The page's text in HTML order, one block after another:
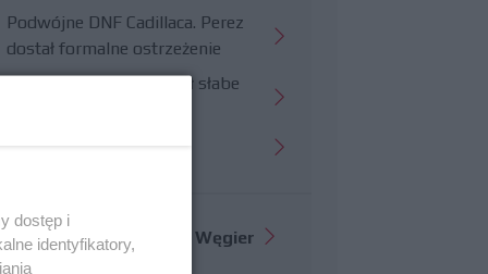
Podwójne DNF Cadillaca. Perez
dostał formalne ostrzeżenie
Hungaroring potwierdził słabe
Więcej informacji o GP Węgier
dostęp i
identyfikatory,